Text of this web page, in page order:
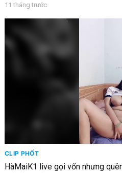
11 tháng trước
CLIP PHỐT
HàMaiK1 live gọi vốn nhưng